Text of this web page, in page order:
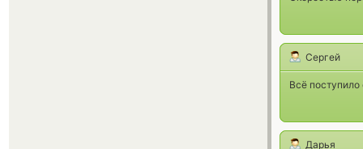
Сергей
Всё
Дарья